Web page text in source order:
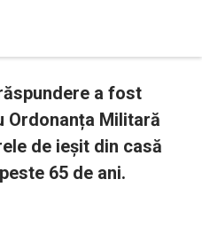
a fost
Ordonanța Militară
de ieșit din casă
65 de ani.